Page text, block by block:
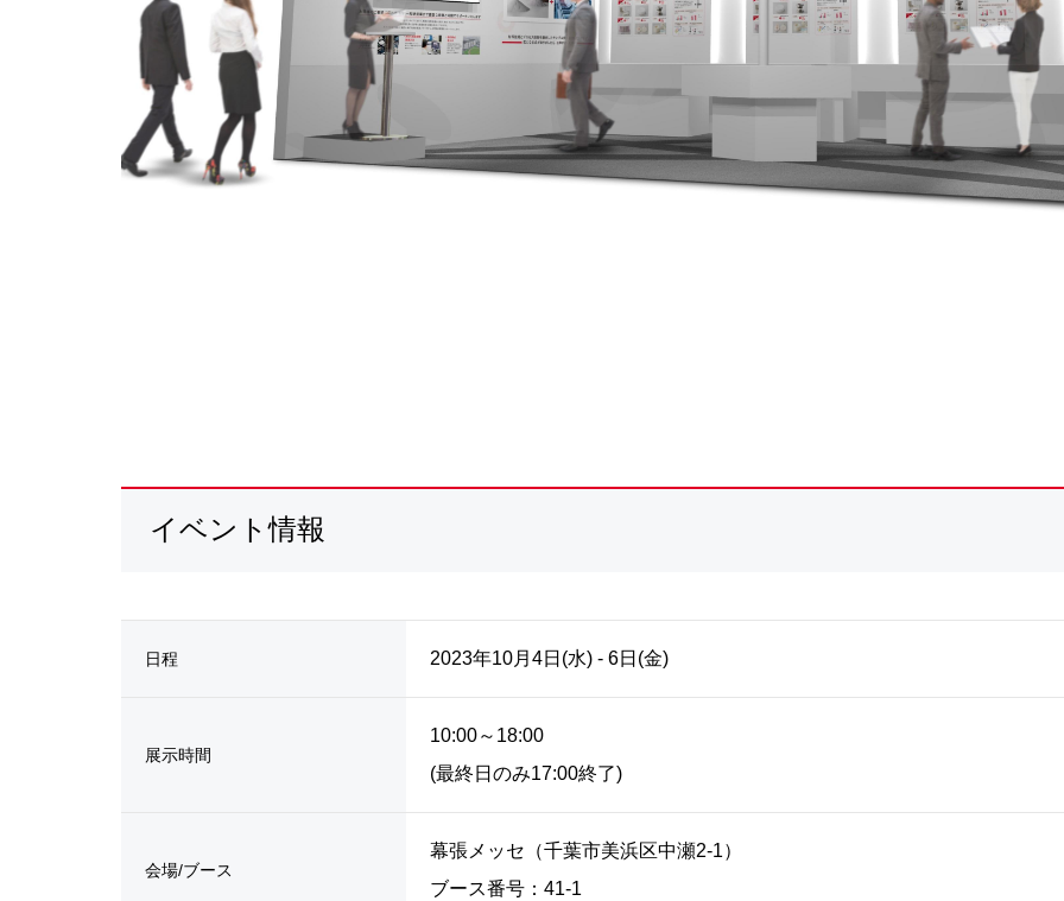
イベント情報
日程 2023年10月4日(水) - 6日(金)
展示時間
10:00～18:00
(最終日のみ17:00終了)
会場/ブース
幕張メッセ（千葉市美浜区中瀬2-1）
ブース番号：41-1